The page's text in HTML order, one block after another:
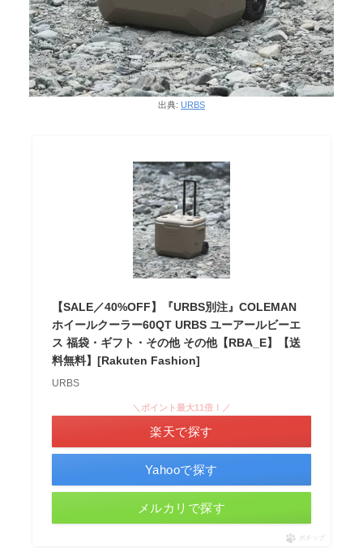
出典: URBS
【SALE／40%OFF】『URBS別注』COLEMAN
ホイールクーラー60QT URBS ユーアールビーエ
ス 福袋・ギフト・その他 その他【RBA_E】【送
料無料】[Rakuten Fashion]
URBS
＼ポイント最大11倍！／
楽天で探す
Yahooで探す
メルカリで探す
ポチップ